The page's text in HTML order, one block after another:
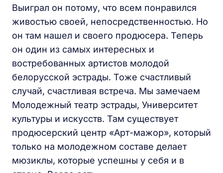
Выиграл он потому, что всем понравился
живостью своей, непосредственностью. Но
он там нашел и своего продюсера. Теперь
он один из самых интересных и
востребованных артистов молодой
белорусской эстрады. Тоже счастливый
случай, счастливая встреча. Мы замечаем
Молодежный театр эстрады, Университет
культуры и искусств. Там существует
продюсерский центр «Арт-мажор», который
только на молодежном составе делает
мюзиклы, которые успешны у себя и в